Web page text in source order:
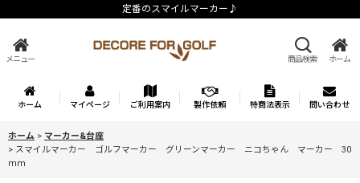
定番のスマイルマーカー♪
メニュー 商品検索 ホーム
ホーム マイページ ご利用案内 製作依頼 特商法表示 問い合わせ
ホーム > マーカー&台座
> スマイルマーカー ゴルフマーカー グリーンマーカー ニコちゃん マーカー 30
ｍｍ